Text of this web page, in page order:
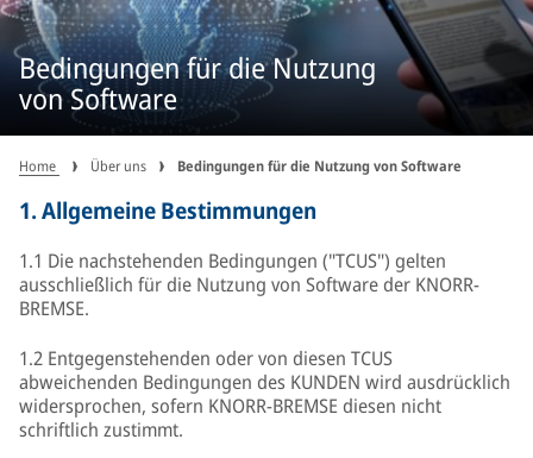
Bedingungen für die Nutzung
von Software
Home Über uns Bedingungen für die Nutzung von Software
1. Allgemeine Bestimmungen
1.1 Die nachstehenden Bedingungen ("TCUS") gelten
ausschließlich für die Nutzung von Software der KNORR-
BREMSE.
1.2 Entgegenstehenden oder von diesen TCUS
abweichenden Bedingungen des KUNDEN wird ausdrücklich
widersprochen, sofern KNORR-BREMSE diesen nicht
schriftlich zustimmt.